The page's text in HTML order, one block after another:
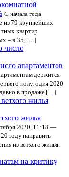
С начала года
из 79 крупнейших
квартир
– в 35, […]
апартаментов
держится
полугодия 2020
в продаже […]
жилья
2020, 11:18 —
году направить
из ветхого жилья.